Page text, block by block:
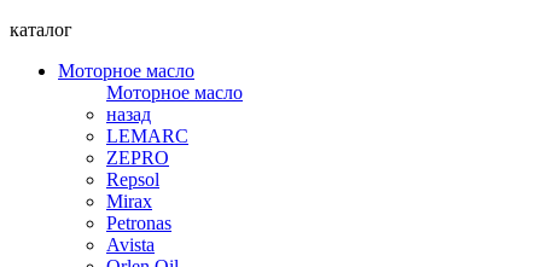
каталог
Моторное масло
Моторное масло
назад
LEMARC
ZEPRO
Repsol
Mirax
Petronas
Avista